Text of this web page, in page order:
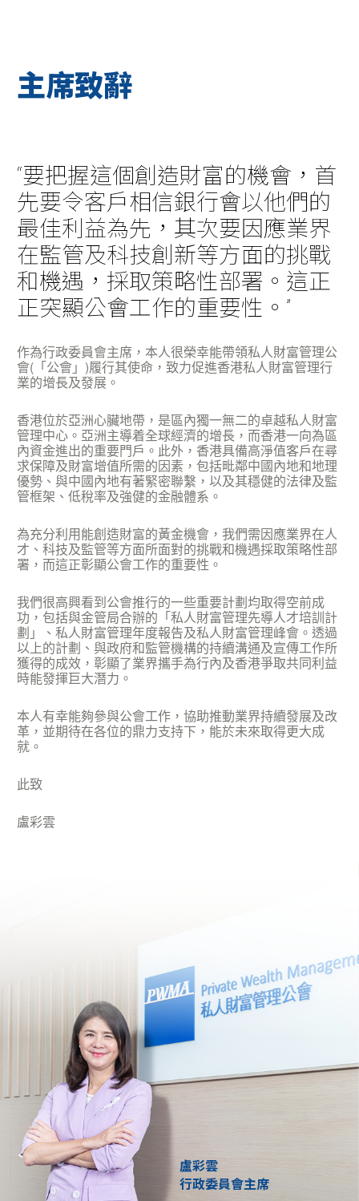
主席致辭
“要把握這個創造財富的機會，首
先要令客戶相信銀行會以他們的
最佳利益為先，其次要因應業界
在監管及科技創新等方面的挑戰
和機遇，採取策略性部署。這正
正突顯公會工作的重要性。”
作為行政委員會主席，本人很榮幸能帶領私人財富管理公
會(「公會」)履行其使命，致力促進香港私人財富管理行
業的增長及發展。
香港位於亞洲心臟地帶，是區內獨一無二的卓越私人財富
管理中心。亞洲主導着全球經濟的增長，而香港一向為區
內資金進出的重要門戶。此外，香港具備高淨值客戶在尋
求保障及財富增值所需的因素，包括毗鄰中國內地和地理
優勢、與中國內地有著緊密聯繫，以及其穩健的法律及監
管框架、低稅率及強健的金融體系。
為充分利用能創造財富的黃金機會，我們需因應業界在人
才、科技及監管等方面所面對的挑戰和機遇採取策略性部
署，而這正彰顯公會工作的重要性。
我們很高興看到公會推行的一些重要計劃均取得空前成
功，包括與金管局合辦的「私人財富管理先導人才培訓計
劃」、私人財富管理年度報告及私人財富管理峰會。透過
以上的計劃、與政府和監管機構的持續溝通及宣傳工作所
獲得的成效，彰顯了業界攜手為行內及香港爭取共同利益
時能發揮巨大潛力。
本人有幸能夠參與公會工作，協助推動業界持續發展及改
革，並期待在各位的鼎力支持下，能於未來取得更大成
就。
此致
盧彩雲
盧彩雲
行政委員會主席